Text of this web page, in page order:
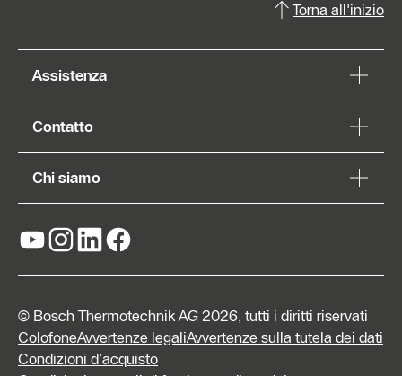
Torna all'inizio
Assistenza
Contatto
Chi siamo
© Bosch Thermotechnik AG 2026, tutti i diritti riservati
ColofoneAvvertenze legaliAvvertenze sulla tutela dei dati
Condizioni d’acquisto